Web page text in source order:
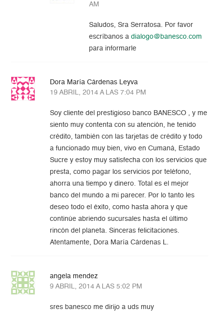
AM
Saludos, Sra Serratosa. Por favor
escríbanos adialogo@banesco.com
para informarle
Dora María Cárdenas Leyva
19 ABRIL, 2014 A LAS 7:04 PM
Soy cliente del prestigioso banco BANESCO , y me
siento muy contenta con su atención, he tenido
crédito, también con las tarjetas de crédito y todo
a funcionado muy bien, vivo en Cumaná, Estado
Sucre y estoy muy satisfecha con los servicios que
presta, como pagar los servicios por teléfono,
ahorra una tiempo y dinero. Total es el mejor
banco del mundo a mi parecer. Por lo tanto les
deseo todo el éxito, como hasta ahora y que
continúe abriendo sucursales hasta el último
rincón del planeta. Sinceras felicitaciones.
Atentamente, Dora María Cárdenas L.
angela mendez
9 ABRIL, 2014 A LAS 5:02 PM
sres banesco me dirijo a uds muy